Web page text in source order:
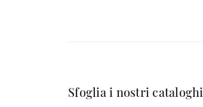
Sfoglia i nostri cataloghi